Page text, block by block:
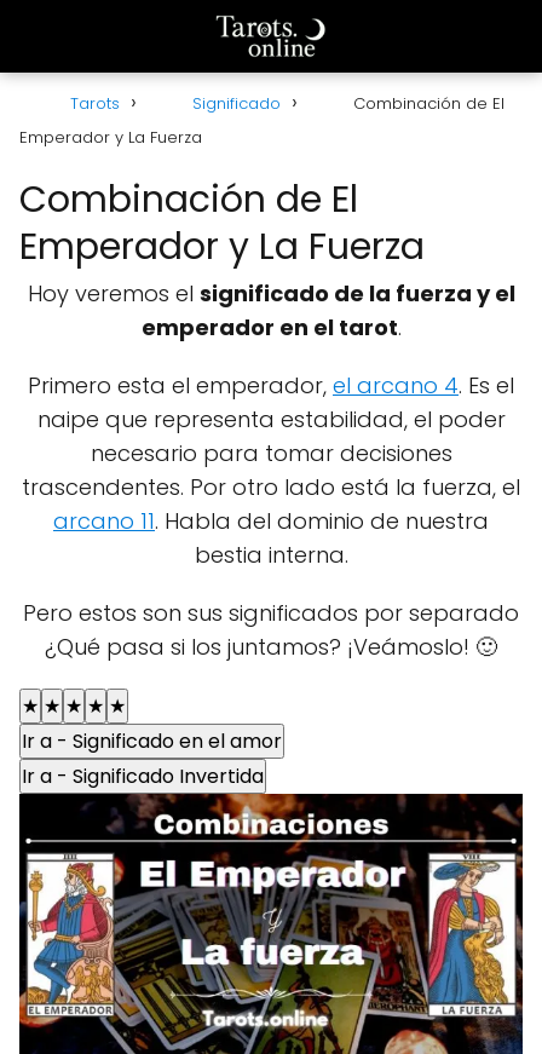
Tarots Significado
Combinación de El
Emperador y La Fuerza
Combinación de El
Emperador y La Fuerza
Hoy veremos el significado de la fuerza y el
emperador en el tarot.
Primero esta el emperador, el arcano 4. Es el
naipe que representa estabilidad, el poder
necesario para tomar decisiones
trascendentes. Por otro lado está la fuerza, el
arcano 11. Habla del dominio de nuestra
bestia interna.
Pero estos son sus significados por separado
¿Qué pasa si los juntamos? ¡Veámoslo! 🙂
★ ★ ★ ★ ★
Ir a - Significado en el amor
Ir a - Significado Invertida